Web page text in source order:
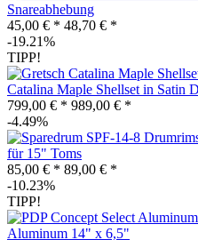
Snareabhebung
45,00 € * 48,70 € *
-19.21%
TIPP!
Catalina Maple Shellset in Satin
799,00 € * 989,00 € *
-4.49%
für 15" Toms
85,00 € * 89,00 € *
-10.23%
TIPP!
Aluminum 14" x 6,5"